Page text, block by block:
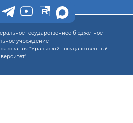
государственное бюджетное
учреждение
"Уральский государственный